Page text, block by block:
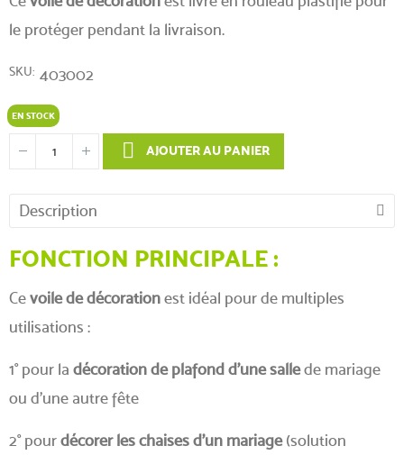
le protéger pendant la livraison.
SKU 403002
EN STOCK
AJOUTER AU PANIER
Description
FONCTION PRINCIPALE :
Cevoile de décorationest idéal pour de multiples
utilisations :
1° pour la décoration de plafond d'une sallede mariage
ou d'une autre fête
2° pourdécorer les chaises d'un mariage(solution